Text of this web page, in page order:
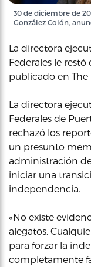
30 de diciembre de
González Colón,
La directora
Federales le
publicado en The
La directora
Federales de
rechazó los
un presunto
administración
iniciar una
independencia.
«No existe
alegatos.
para forzar la
completamente